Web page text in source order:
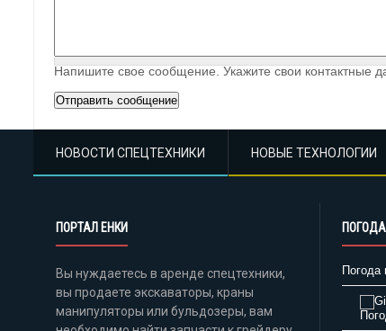
Напишите свое сообщение. Укажите свои контактные
НОВОСТИ СПЕЦТЕХНИКИ НОВЫЕ ТЕХНОЛОГИИ
ПОРТАЛ ЕНКИ
Вы нуждаетесь в аренде спецтехники,
вы продаете экскаваторы, краны
манипуляторы или бульдозеры, вам
ПОГОДА
Погода